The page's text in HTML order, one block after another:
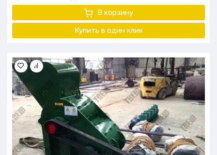
В корзину
Купить в один клик